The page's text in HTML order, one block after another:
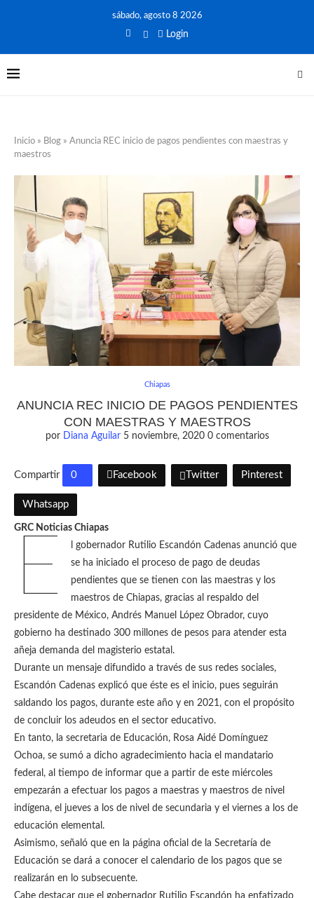
sábado, agosto 8 2026
Login
Inicio » Blog » Anuncia REC inicio de pagos pendientes con maestras y
maestros
Chiapas
ANUNCIA REC INICIO DE PAGOS PENDIENTES
CON MAESTRAS Y MAESTROS
por Diana Aguilar 5 noviembre, 2020 0 comentarios
Compartir 0 Facebook Twitter Pinterest
Whatsapp
GRC Noticias Chiapas
E
l gobernador Rutilio Escandón Cadenas anunció que
se ha iniciado el proceso de pago de deudas
pendientes que se tienen con las maestras y los
maestros de Chiapas, gracias al respaldo del
presidente de México, Andrés Manuel López Obrador, cuyo
gobierno ha destinado 300 millones de pesos para atender esta
añeja demanda del magisterio estatal.
Durante un mensaje difundido a través de sus redes sociales,
Escandón Cadenas explicó que éste es el inicio, pues seguirán
saldando los pagos, durante este año y en 2021, con el propósito
de concluir los adeudos en el sector educativo.
En tanto, la secretaria de Educación, Rosa Aidé Domínguez
Ochoa, se sumó a dicho agradecimiento hacia el mandatario
federal, al tiempo de informar que a partir de este miércoles
empezarán a efectuar los pagos a maestras y maestros de nivel
indígena, el jueves a los de nivel de secundaria y el viernes a los de
educación elemental.
Asimismo, señaló que en la página oficial de la Secretaría de
Educación se dará a conocer el calendario de los pagos que se
realizarán en lo subsecuente.
Cabe destacar que el gobernador Rutilio Escandón ha enfatizado